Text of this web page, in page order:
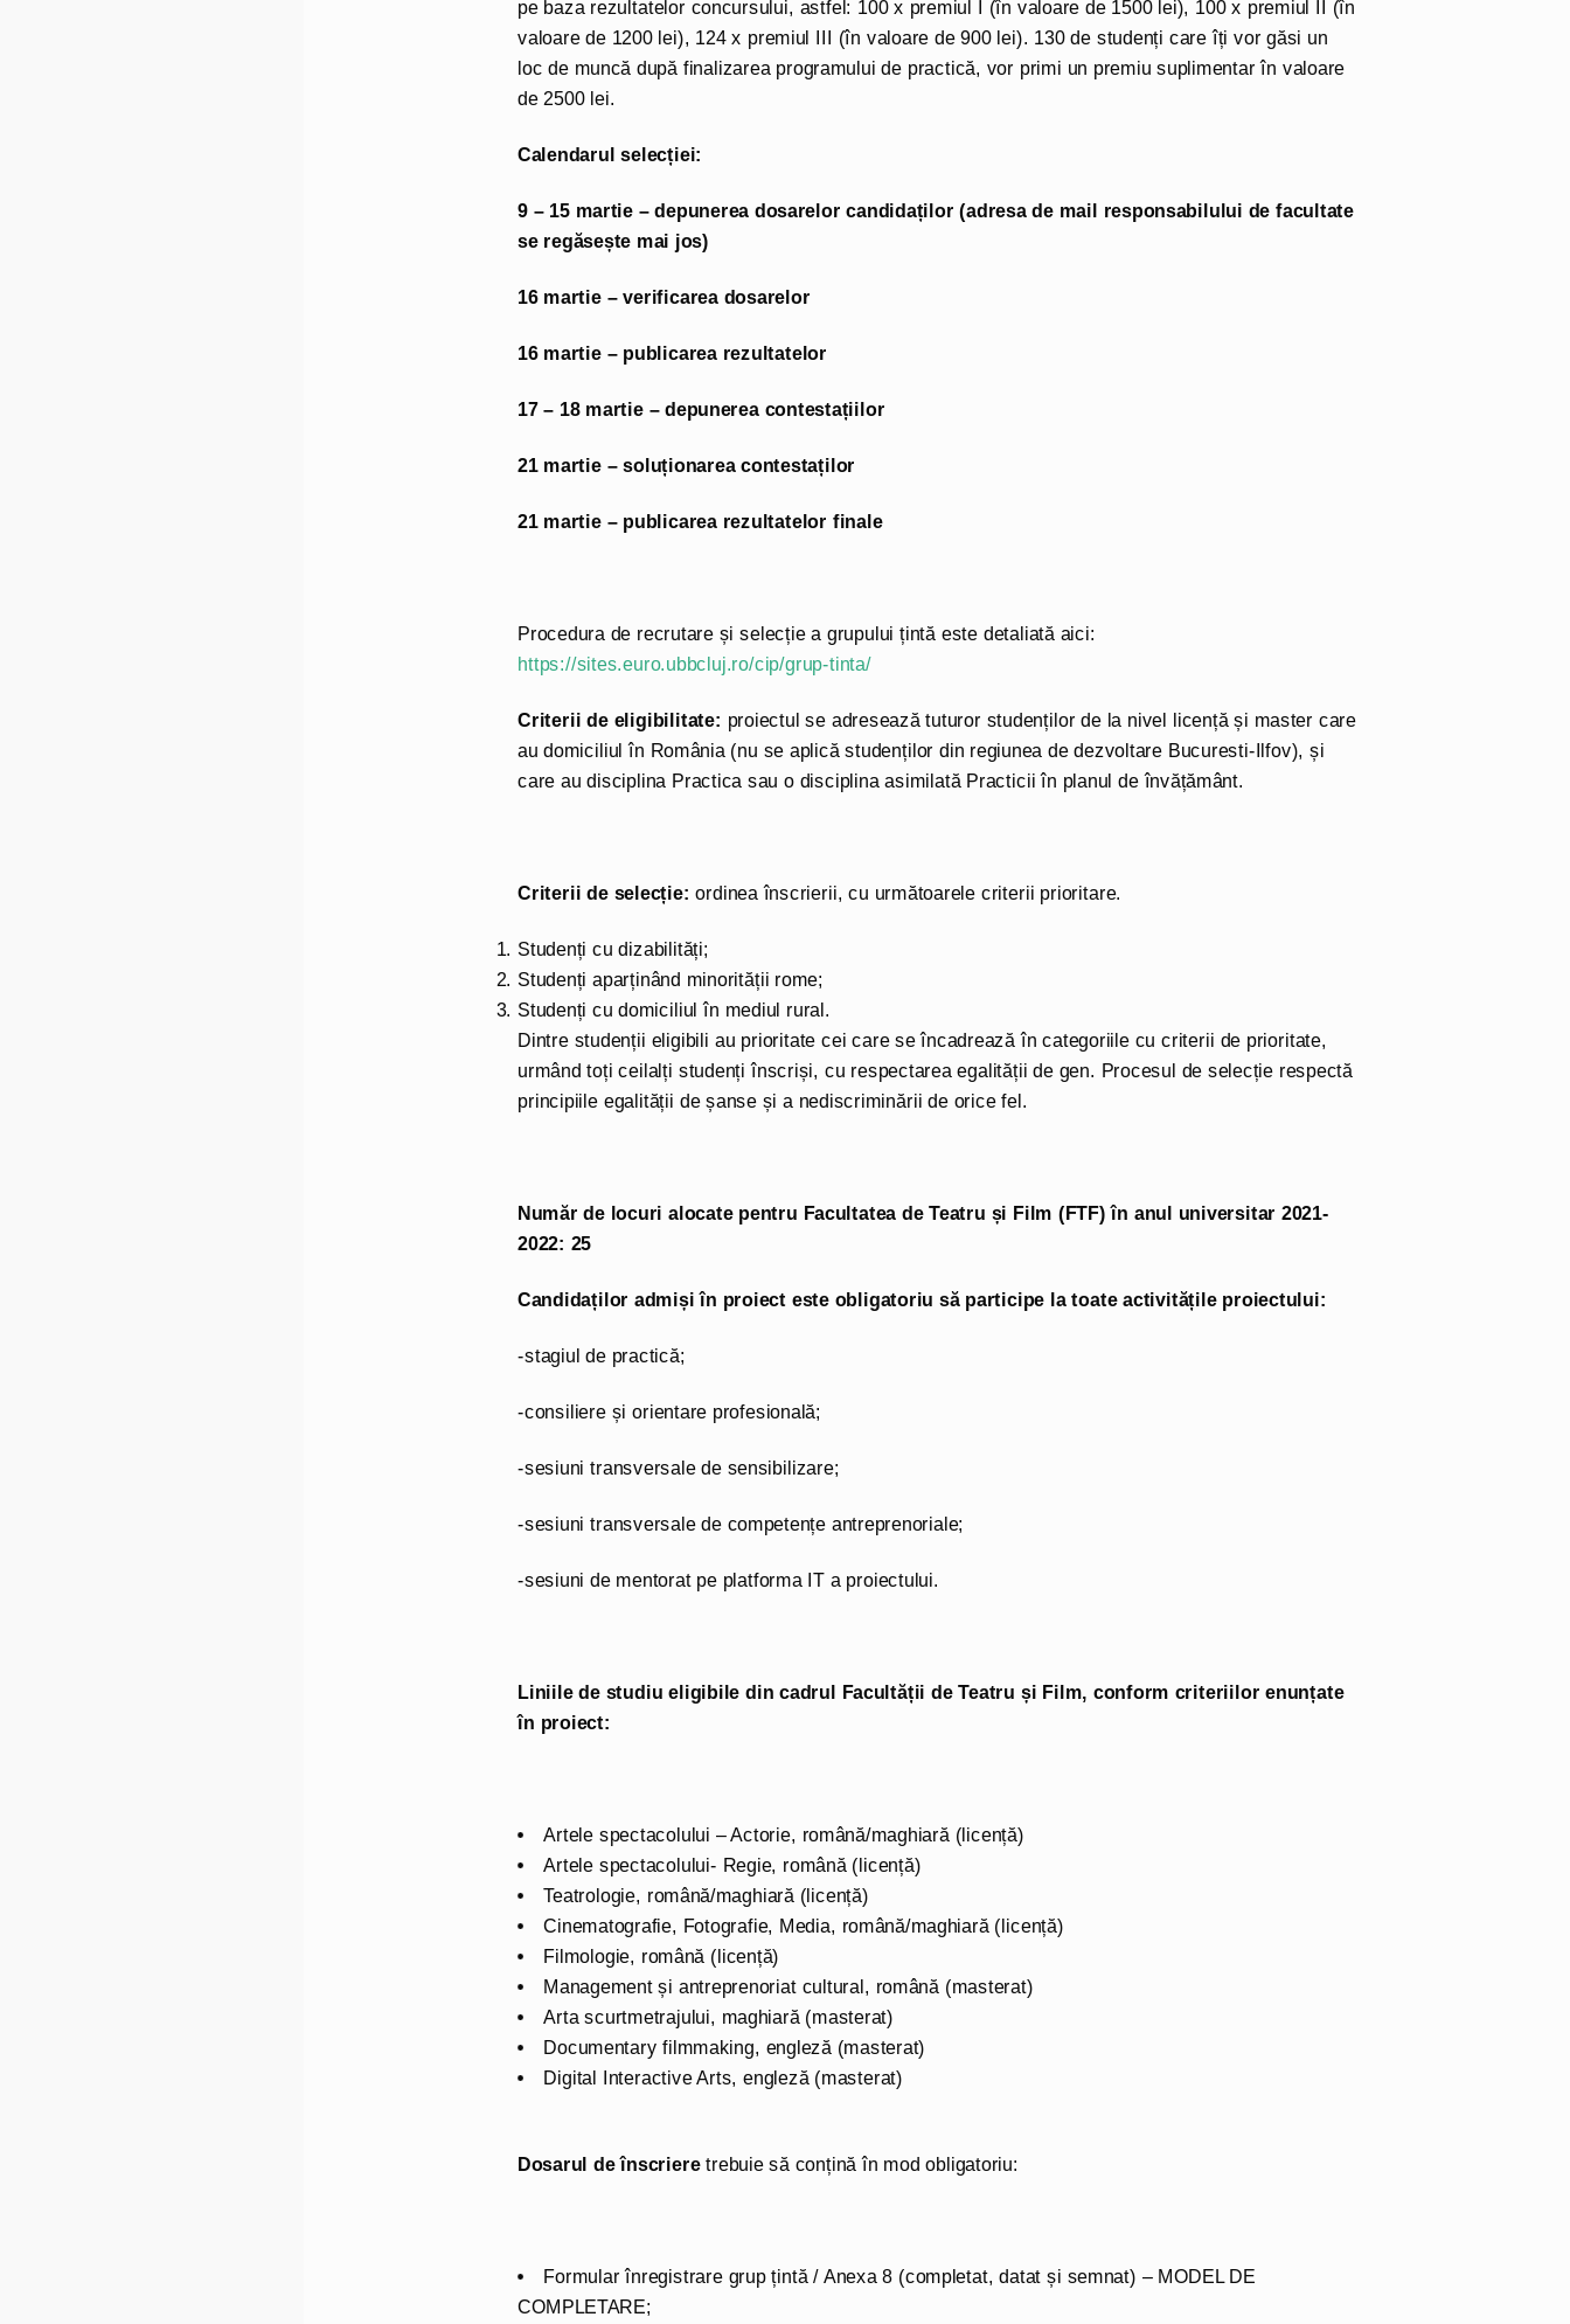
pe baza rezultatelor concursului, astfel: 100 x premiul I (în valoare de 1500 lei), 100 x premiul II (în
valoare de 1200 lei), 124 x premiul III (în valoare de 900 lei). 130 de studenți care îți vor găsi un
loc de muncă după finalizarea programului de practică, vor primi un premiu suplimentar în valoare
de 2500 lei.
Calendarul selecției:
9 – 15 martie – depunerea dosarelor candidaților (adresade mail responsabilului de facultate
seregăsește mai jos)
16 martie– verificarea dosarelor
16 martie – publicarea rezultatelor
17 – 18 martie – depunerea contestațiilor
21 martie – soluționarea contestaților
21 martie – publicarea rezultatelor finale
Procedura de recrutare și selecție a grupului țintă este detaliată aici:
https://sites.euro.ubbcluj.ro/cip/grup-tinta/
Criterii de eligibilitate: proiectul se adresează tuturor studenților de la nivel licență și master care
au domiciliul în România (nu se aplică studenților din regiunea de dezvoltare Bucuresti-Ilfov), și
care au disciplina Practica sau o disciplina asimilată Practicii în planul de învățământ.
Criterii de selecție:ordinea înscrierii, cu următoarele criterii prioritare.
Studenți cu dizabilități;
Studenți aparținând minorității rome;
Studenți cu domiciliul în mediul rural.
Dintre studenții eligibili au prioritate cei care se încadrează în categoriile cu criterii de prioritate,
urmând toți ceilalți studenți înscriși, cu respectarea egalității de gen. Procesul de selecție respectă
principiile egalității de șanse și a nediscriminării de orice fel.
Număr de locuri alocate pentru Facultatea de Teatru și Film (FTF) în anul universitar 2021-
2022: 25
Candidaților admiși în proiect este obligatoriu să participe la toate activitățile proiectului:
-stagiul de practică;
-consiliere și orientare profesională;
-sesiuni transversale de sensibilizare;
-sesiuni transversale de competențe antreprenoriale;
-sesiuni de mentorat pe platforma IT a proiectului.
Liniile de studiu eligibile din cadrul Facultății de Teatru și Film, conform criteriilor enunțate
în proiect:
Artele spectacolului – Actorie, română/maghiară (licență)
Artele spectacolului- Regie, română (licență)
Teatrologie, română/maghiară (licență)
Cinematografie, Fotografie, Media, română/maghiară (licență)
Filmologie, română (licență)
Management și antreprenoriat cultural, română (masterat)
Arta scurtmetrajului, maghiară (masterat)
Documentary filmmaking, engleză (masterat)
Digital Interactive Arts, engleză (masterat)
Dosarul de înscrieretrebuie să conțină în mod obligatoriu:
Formular înregistrare grup țintă / Anexa 8 (completat, datat și semnat)​ – MODEL DE
COMPLETARE;